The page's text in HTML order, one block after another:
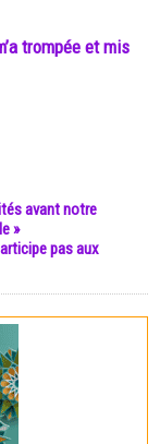
trompée et mis
avant notre
»
pas aux